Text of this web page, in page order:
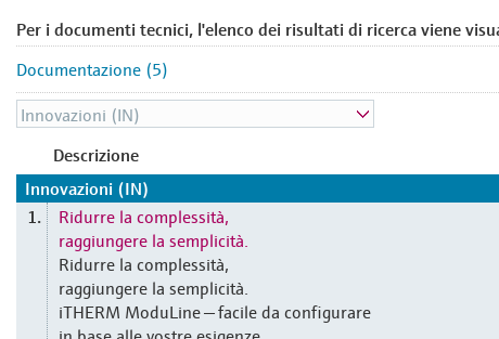
Per i documenti tecnici, l'elenco dei risultati di ricerca viene
Documentazione (5)
Descrizione
Innovazioni (IN)
1.
Ridurre la complessità,
raggiungere la semplicità.
Ridurre la complessità,
raggiungere la semplicità.
iTHERM ModuLine — facile da configurare